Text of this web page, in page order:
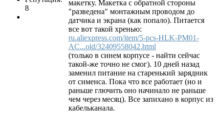
8
макетку. Макетка с обратной стороны
"разведена" монтажным проводом до
датчика и экрана (как попало). Питается
все вот такой хренью:
ru.aliexpress.com/item/5-pcs-HLK-PM01-
AC...old/32409558042.html
(только в синем корпусе - найти сейчас
такой-же точно не смог). 10 дней назад
заменил питание на старенький зарядник
от сименса. Пока что все работает (но и
раньше глючить оно начинало не раньше
чем через месяц). Все запихано в корпус из
кабельканала.